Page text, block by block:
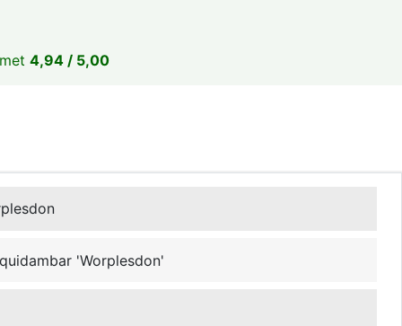
4,94 / 5,00
'Worplesdon'